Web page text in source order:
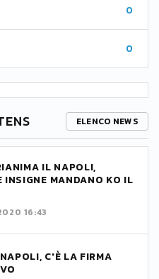
0
0
ELENCO NEWS
IL NAPOLI,
INSIGNE MANDANO KO IL
16:43
C'È LA FIRMA